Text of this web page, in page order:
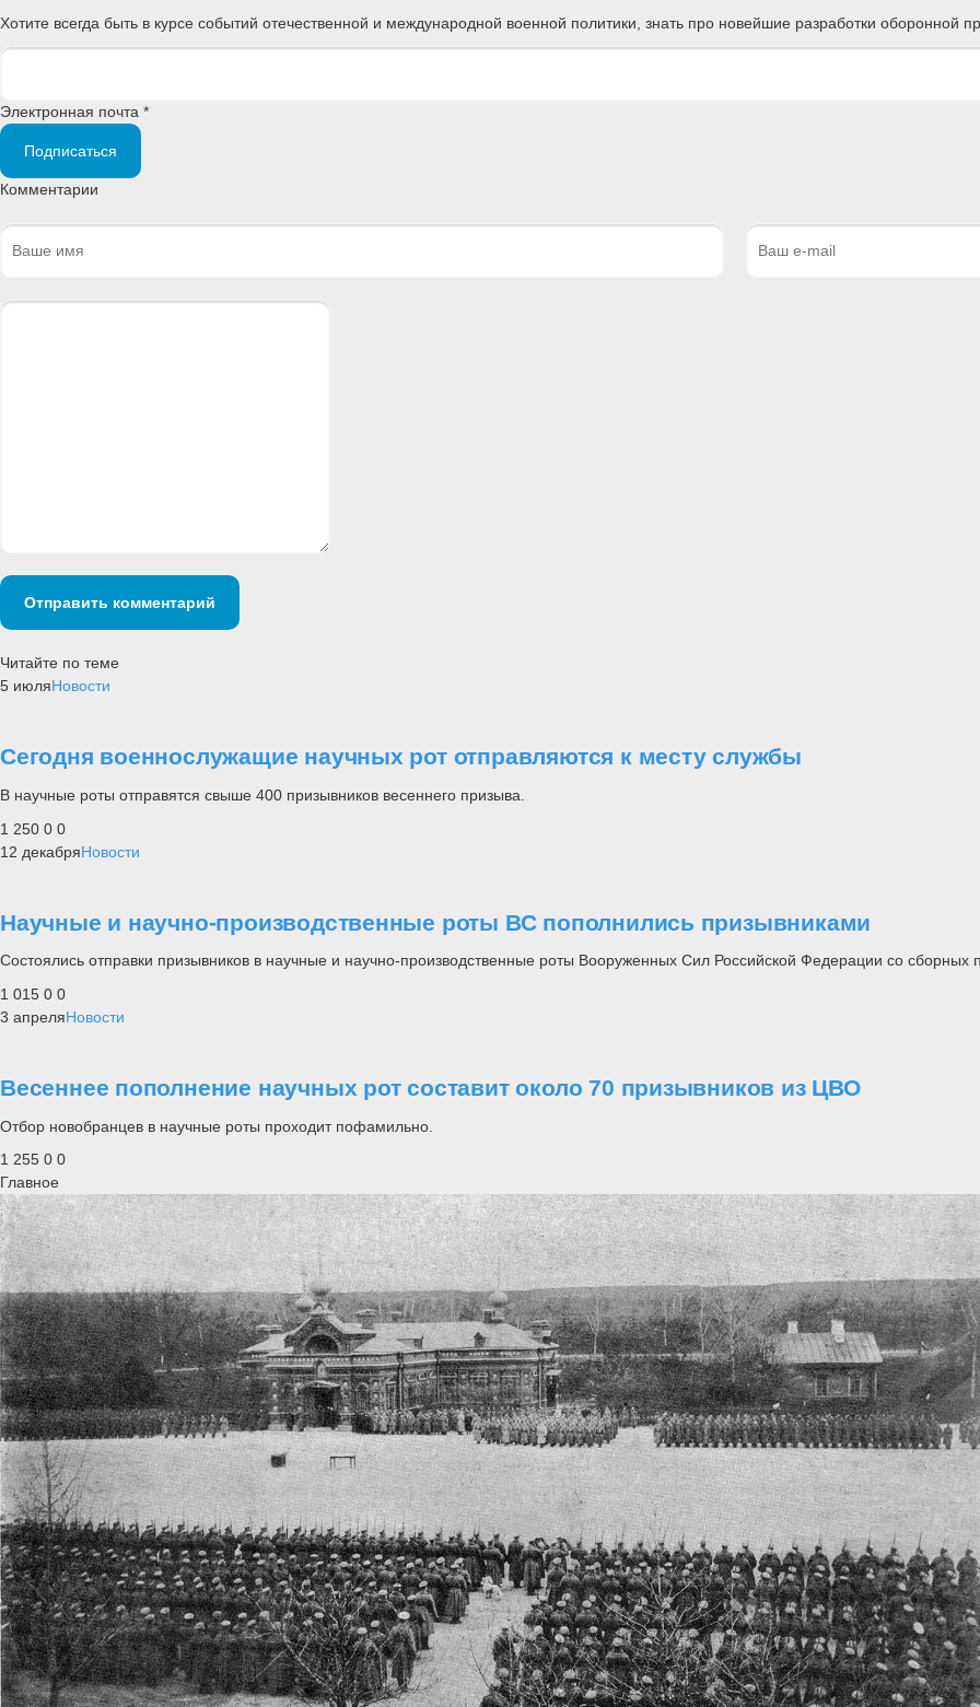
Хотите всегда быть в курсе событий отечественной и международной военной политики, знать про новейшие разработки
Электронная почта *
Подписаться
Комментарии
Отправить комментарий
Читайте по теме
5 июляНовости
Сегодня военнослужащие научных рот отправляются к месту службы
В научные роты отправятся свыше 400 призывников весеннего призыва.
1 250 0 0
12 декабряНовости
Научные и научно-производственные роты ВС пополнились призывниками
Состоялись отправки призывников в научные и научно-производственные роты Вооруженных Сил Российской Федерации со сборных
1 015 0 0
3 апреляНовости
Весеннее пополнение научных рот составит около 70 призывников из ЦВО
Отбор новобранцев в научные роты проходит пофамильно.
1 255 0 0
Главное